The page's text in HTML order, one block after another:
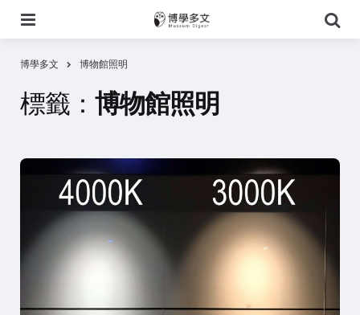
尋
博學多文 博物館照明
標籤： 博物館照明